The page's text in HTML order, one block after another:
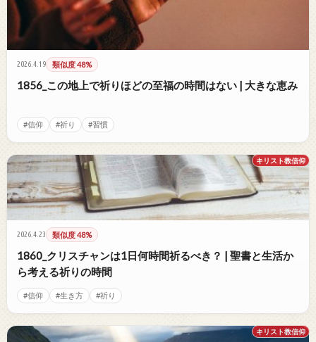
2026.4.19 類似度 48%
1856_この地上で祈りほどの至福の時間はない | 大きな恵み
#信仰 #祈り #習慣
キリスト教信仰
2026.4.23 類似度 48%
1860_クリスチャンは1日何時間祈るべき？ | 聖書と生活か
ら考える祈りの時間
#信仰 #生き方 #祈り
キリスト教信仰